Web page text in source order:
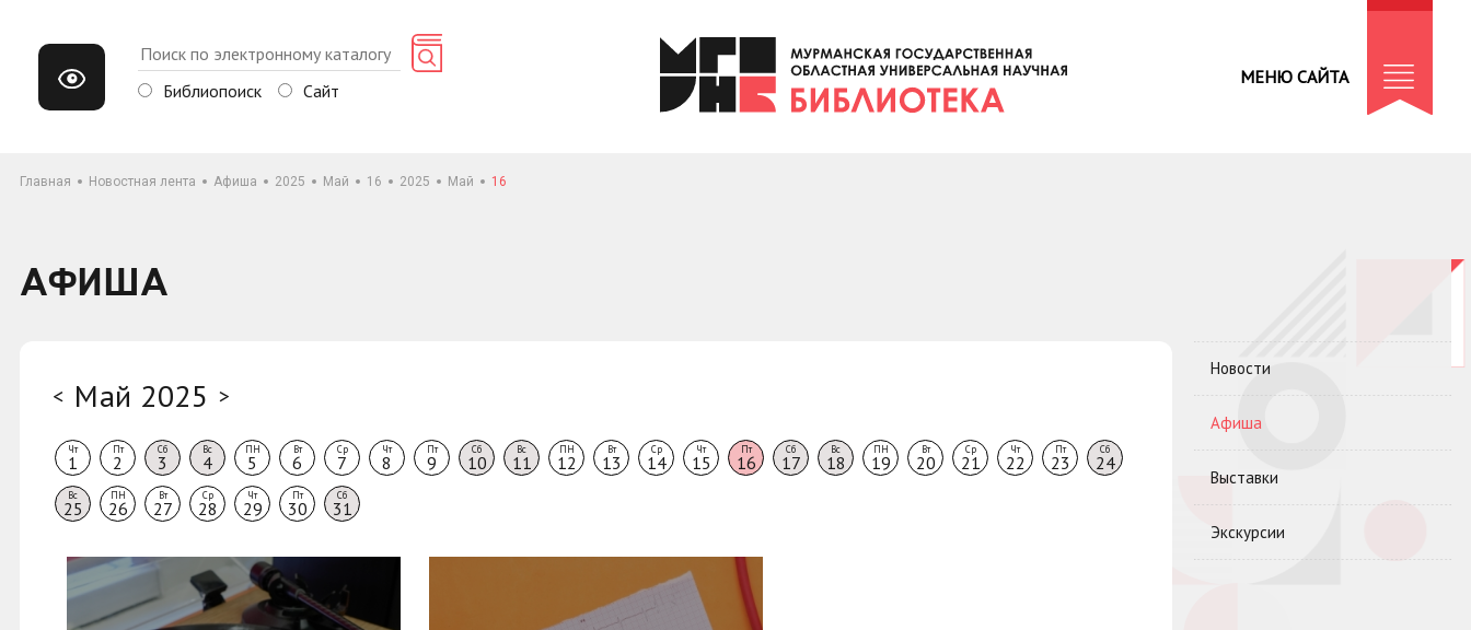
Библиопоиск Сайт
МЕНЮ САЙТА
Главная Новостная лента Афиша 2025 Май 16 2025 Май 16
АФИША
< Май 2025 >
Чт
1
Пт
2
Сб
3
Вс
4
ПН
5
Вт
6
Ср
7
Чт
8
Пт
9
Сб
10
Вс
11
ПН
12
Вт
13
Ср
14
Чт
15
Пт
16
Сб
17
Вс
18
ПН
19
Вт
20
Ср
21
Чт
22
Пт
23
Сб
24
Вс
25
ПН
26
Вт
27
Ср
28
Чт
29
Пт
30
Сб
31
Новости
Афиша
Выставки
Экскурсии